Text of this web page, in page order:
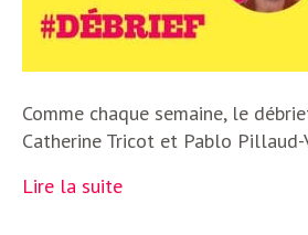
Comme chaque semaine, le
Catherine Tricot et Pablo Pillaud-
Lire la suite